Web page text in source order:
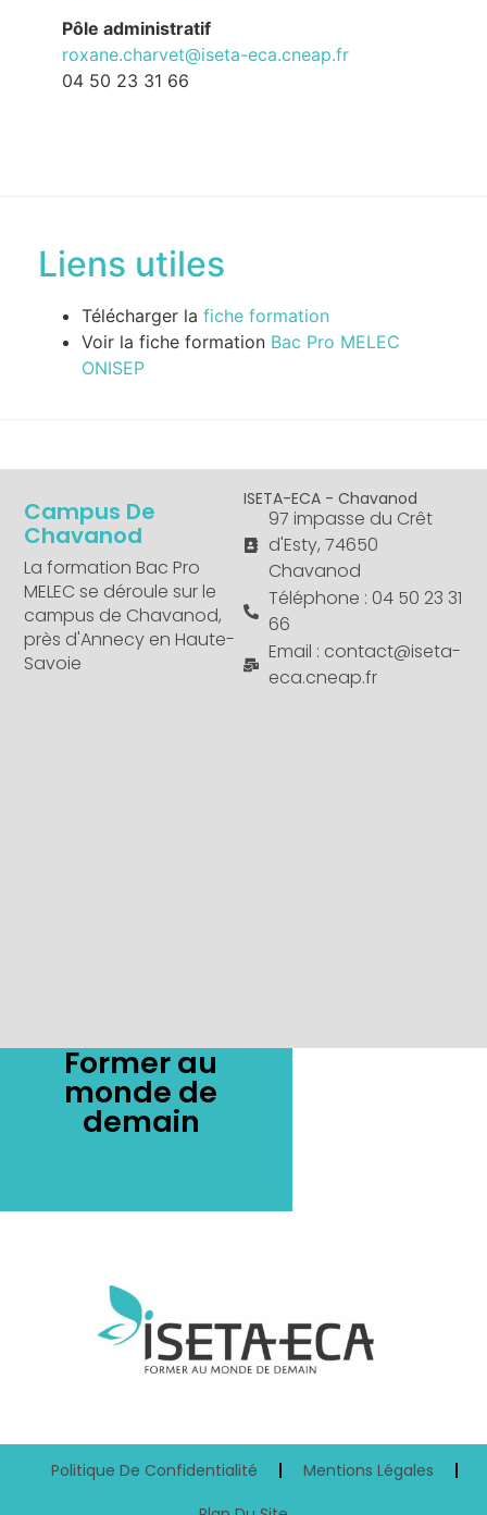
Pôle administratif
roxane.charvet@iseta-eca.cneap.fr
04 50 23 31 66
Liens utiles
Télécharger la fiche formation
Voir la fiche formation Bac Pro MELEC
ONISEP
Campus De
Chavanod
La formation Bac Pro
MELEC se déroule sur le
campus de Chavanod,
près d'Annecy en Haute-
Savoie
ISETA-ECA - Chavanod
97 impasse du Crêt
d'Esty, 74650
Chavanod
Téléphone : 04 50 23 31
66
Email : contact@iseta-
eca.cneap.fr
Former au
monde de
demain
Politique De Confidentialité
Mentions Légales